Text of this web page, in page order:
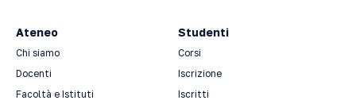
Ateneo
Chi siamo
Docenti
Facoltà e Istituti
Studenti
Corsi
Iscrizione
Iscritti